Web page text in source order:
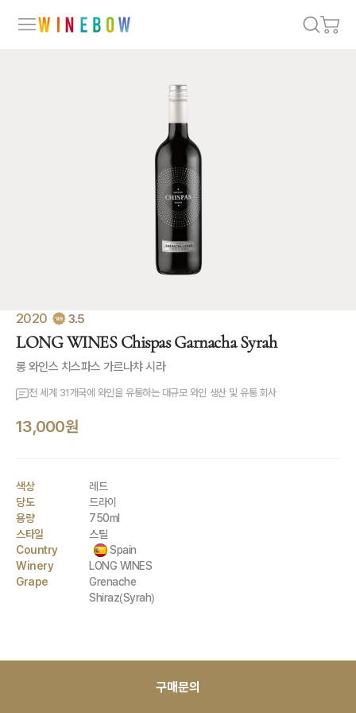
2020 3.5
LONG WINES Chispas Garnacha Syrah
롱 와인스 치스파스 가르나챠 시라
전 세계 31개국에 와인을 유통하는 대규모 와인 생산 및 유통 회사
13,000원
색상
레드
당도
드라이
용량
750ml
스타일
스틸
Country
Spain
Winery
LONG WINES
Grape
Grenache
Shiraz(Syrah)
% 할인 /13+ : 별도 협의
구매문의